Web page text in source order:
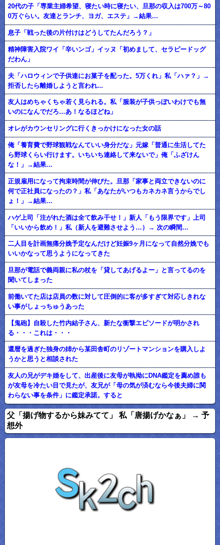
20代の子「専業主婦希望、寝たい時に寝たい、旦那の収入は700万～80
0万ぐらい。友達とランチ、ヨガ、エステ」→結果…
息子「戦った後の片付けはどうしてたんだろう？」
精神障害入院ワイ「辛いンゴ」イッヌ「初めまして、セラピードッグ
だわん」
夫「ハロウィンで子供達にお菓子を配った。5万くれ」私「ハァ？」→
拒否したら離婚しようと言われ...
友人はめちゃくちゃ若く見られる。私「服装が子供っぽいわけでも無
いのになんでだろ…あ！なるほどね」
オレがカウンセリングに行くきっかけになった女の話
俺「養育費で野球観戦なんていい身分だな」元嫁「普通に生活してた
ら野球くらい行けます。いちいち連絡して来ないで」俺「ふざけん
な！」→結果…
正規雇用になって拘束時間が伸びた。旦那「家事と両立できないのに
何で正社員になったの？」私「あなたがいつもカネカネ言うからでし
ょ！」→結果…
ハゲ上司「注がれた酒は全て飲み干せ！」新人「もう限界です」上司
「いいから飲め！」私（新人を避難させよう…）→ 次の瞬間…
二人目を計画無痛分娩予定なんだけど妊娠9ヶ月になって自然分娩でも
いいかなって思うようになってきた
旦那が電話で義両親に私の杖を「貸してあげるよー」と言ってるのを
聞いてしまった
前働いてた店は店員の数に対して圧倒的に客が多すぎて対応しきれな
い事がしょっちゅうあった
【鬼砲】自殺した竹内結子さん、新たな衝撃エピソードが明かされ
る・・・これは・・・
還暦を過ぎた独身の姉から某田舎町のリゾートマンションを購入しよ
うかと思うと相談された
友人の兄がデキ婚をして、出産後に友母が執拗にDNA鑑定を薦め誰も
が友母を冷たい目で見たが、友兄が「母の気が済むなら今後夫婦に関
わらない事を条件」に鑑定承諾。すると
父「揚げ物するから妹みてて」 私「唐揚げかなぁ」 → 予
想外